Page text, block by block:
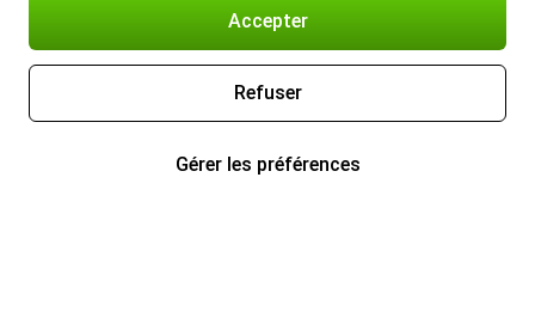
Accepter
Refuser
Gérer les préférences